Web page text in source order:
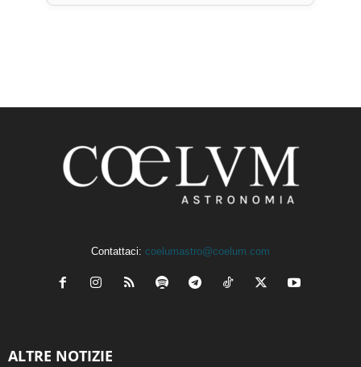
Contattaci: coelumastro@coelum.com
ALTRE NOTIZIE